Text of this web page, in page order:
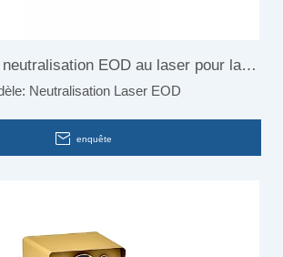
EOD au laser pour la
des oiseaux dans les aéroports
Neutralisation Laser EOD
enquête